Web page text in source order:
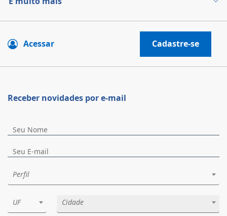
Acessar Cadastre-se
Receber novidades por e-mail
Perfil
UF Cidade